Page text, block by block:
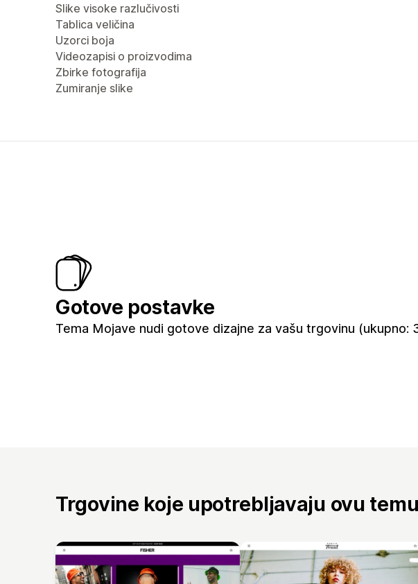
Slike visoke razlučivosti
Tablica veličina
Uzorci boja
Videozapisi o proizvodima
Zbirke fotografija
Zumiranje slike
Gotove postavke
Tema Mojave nudi gotove dizajne za vašu trgovinu (ukupno:
Trgovine koje upotrebljavaju ovu temu